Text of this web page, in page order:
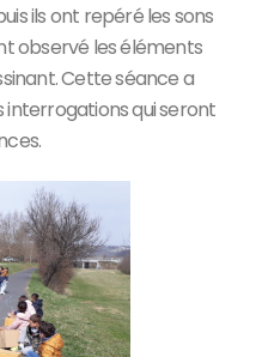
ils ont repéré les sons
observé les éléments
Cette séance a
interrogations qui seront